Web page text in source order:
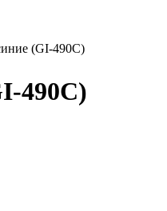
(GI-490C)
490C)